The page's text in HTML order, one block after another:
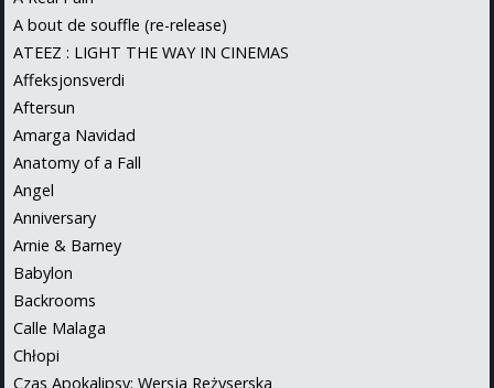
A bout de souffle (re-release)
ATEEZ : LIGHT THE WAY IN CINEMAS
Affeksjonsverdi
Aftersun
Amarga Navidad
Anatomy of a Fall
Angel
Anniversary
Arnie & Barney
Babylon
Backrooms
Calle Malaga
Chłopi
Czas Apokalipsy: Wersja Reżyserska